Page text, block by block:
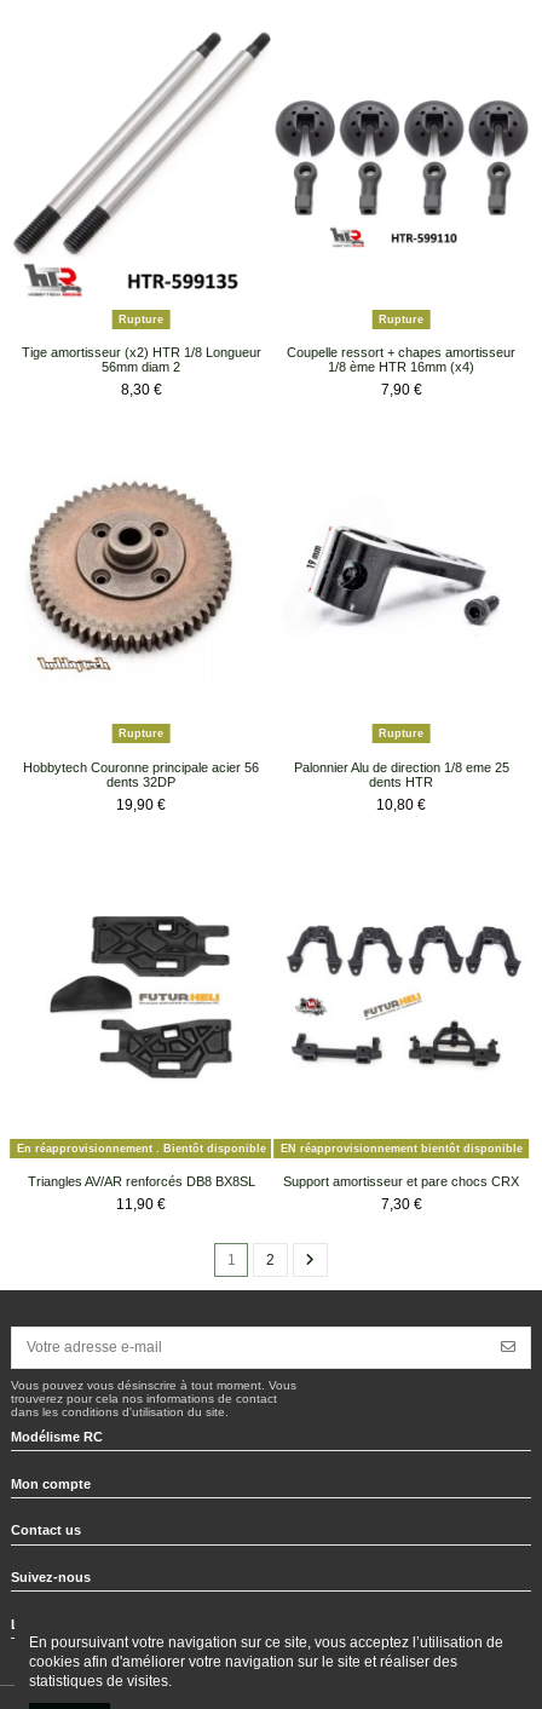
Rupture
Tige amortisseur (x2) HTR 1/8 Longueur
56mm diam 2
Prix
8,30 €
Rupture
Coupelle ressort + chapes amortisseur
1/8 ème HTR 16mm (x4)
Prix
7,90 €
Rupture
Hobbytech Couronne principale acier 56
dents 32DP
Prix
19,90 €
Rupture
Palonnier Alu de direction 1/8 eme 25
dents HTR
Prix
10,80 €
En réapprovisionnement . Bientôt disponible
Triangles AV/AR renforcés DB8 BX8SL
Prix
11,90 €
EN réapprovisionnement bientôt disponible
Support amortisseur et pare chocs CRX
Prix
7,30 €
1 2
Vous pouvez vous désinscrire à tout moment. Vous
trouverez pour cela nos informations de contact
dans les conditions d'utilisation du site.
Modélisme RC
Mon compte
Contact us
Suivez-nous
Lettre d'information
En poursuivant votre navigation sur ce site, vous acceptez l’utilisation de
cookies afin d'améliorer votre navigation sur le site et réaliser des
statistiques de visites.